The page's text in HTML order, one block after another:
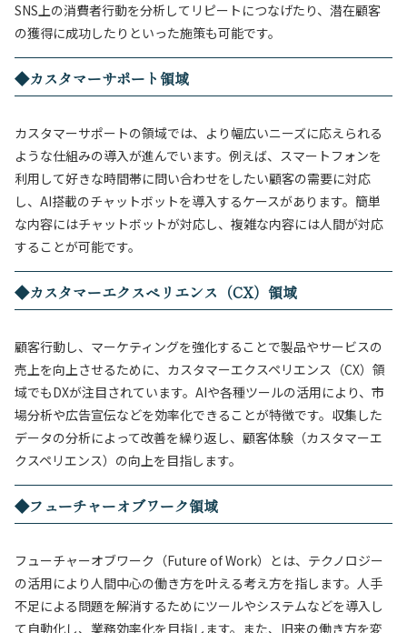
SNS上の消費者行動を分析してリピートにつなげたり、潜在顧客
の獲得に成功したりといった施策も可能です。
◆カスタマーサポート領域
カスタマーサポートの領域では、より幅広いニーズに応えられる
ような仕組みの導入が進んでいます。例えば、スマートフォンを
利用して好きな時間帯に問い合わせをしたい顧客の需要に対応
し、AI搭載のチャットボットを導入するケースがあります。簡単
な内容にはチャットボットが対応し、複雑な内容には人間が対応
することが可能です。
◆カスタマーエクスペリエンス（CX）領域
顧客行動し、マーケティングを強化することで製品やサービスの
売上を向上させるために、 カスタマーエクスペリエンス（CX） 領
域でもDXが注目されています。AIや各種ツールの活用により、市
場分析や広告宣伝などを効率化できることが特徴です。収集した
データの分析によって改善を繰り返し、顧客体験（カスタマーエ
クスペリエンス）の向上を目指します。
◆フューチャーオブワーク領域
フューチャーオブワーク（Future of Work）とは、テクノロジー
の活用により人間中心の働き方を叶える考え方を指します。人手
不足による問題を解消するためにツールやシステムなどを導入し
て自動化し、業務効率化を目指します。また、旧来の働き方を変